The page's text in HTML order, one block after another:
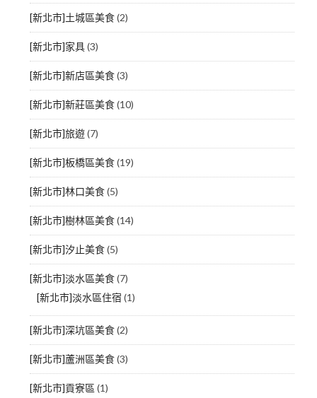
[新北市]土城區美食(2)
[新北市]家具(3)
[新北市]新店區美食(3)
[新北市]新莊區美食(10)
[新北市]旅遊(7)
[新北市]板橋區美食(19)
[新北市]林口美食(5)
[新北市]樹林區美食(14)
[新北市]汐止美食(5)
[新北市]淡水區美食(7)
[新北市]淡水區住宿 (1)
[新北市]深坑區美食(2)
[新北市]蘆洲區美食(3)
[新北市]貢寮區 (1)